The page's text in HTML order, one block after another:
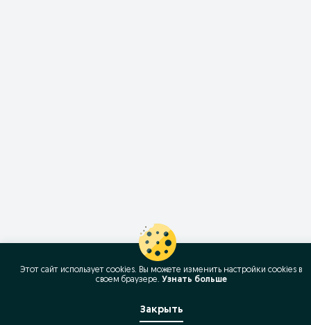
Этот сайт использует cookies. Вы можете изменить настройки cookies в
своeм браузере. Узнать больше
Закрыть